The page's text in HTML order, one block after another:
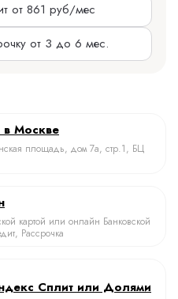
от 861 руб/мес
от 3 до 6 мес.
Москве
площадь, дом 7а, стр.1, БЦ
картой или онлайн Банковской
Рассрочка
Сплит или Долями